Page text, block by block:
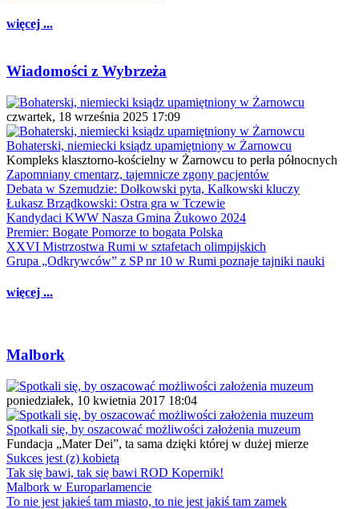
więcej ...
Wiadomości z Wybrzeża
czwartek, 18 września 2025 17:09
Bohaterski, niemiecki ksiądz upamiętniony w Żarnowcu
Kompleks klasztorno-kościelny w Żarnowcu to perła północnych
Zapomniany cmentarz, tajemnicze zgony pacjentów
Debata w Szemudzie: Dołkowski pyta, Kalkowski kluczy
Łukasz Brządkowski: Ostra gra w Tczewie
Kandydaci KWW Nasza Gmina Żukowo 2024
Premier: Bogate Pomorze to bogata Polska
XXVI Mistrzostwa Rumi w sztafetach olimpijskich
Grupa „Odkrywców” z SP nr 10 w Rumi poznaje tajniki nauki
więcej ...
Malbork
poniedziałek, 10 kwietnia 2017 18:04
Spotkali się, by oszacować możliwości założenia muzeum
Fundacja „Mater Dei”, ta sama dzięki której w dużej mierze
Sukces jest (z) kobietą
Tak się bawi, tak się bawi ROD Kopernik!
Malbork w Europarlamencie
To nie jest jakieś tam miasto, to nie jest jakiś tam zamek